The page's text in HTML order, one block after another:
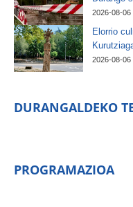
2026-08-06
Elorrio
2026-08-06
DURANGALDEKO
PROGRAMAZIOA